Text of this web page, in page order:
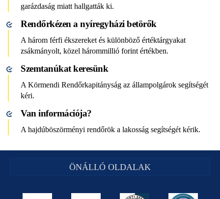
garázdaság miatt hallgatták ki.
Rendőrkézen a nyíregyházi betörők
A három férfi ékszereket és különböző értéktárgyakat
zsákmányolt, közel hárommillió forint értékben.
Szemtanúkat keresünk
A Körmendi Rendőrkapitányság az állampolgárok segítségét
kéri.
Van információja?
A hajdúböszörményi rendőrök a lakosság segítségét kérik.
ÖNÁLLÓ OLDALAK